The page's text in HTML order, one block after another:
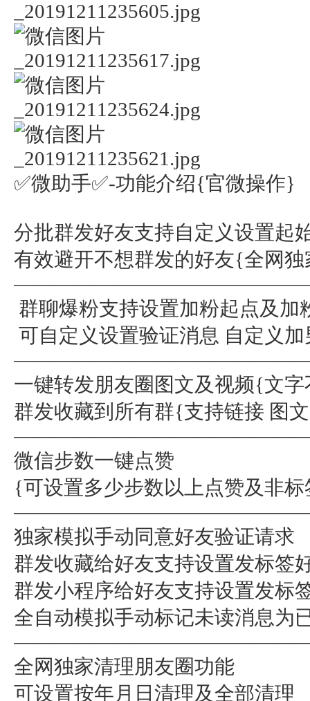
✅微助手✅-功能介绍{官微操作}
分批群发好友支持自定义设置起
有效避开不想群发的好友{全网
群聊爆粉支持设置加粉起点及加
可自定义设置验证消息 自定义加
一键转发朋友圈图文及视频{文
群发收藏到所有群{支持链接 图
微信步数一键点赞
{可设置多少步数以上点赞及非
独家模拟手动同意好友验证请求
群发收藏给好友支持设置发标签
群发小程序给好友支持设置发标
全自动模拟手动标记未读消息为
全网独家清理朋友圈功能
可设置按年月日清理及全部清理